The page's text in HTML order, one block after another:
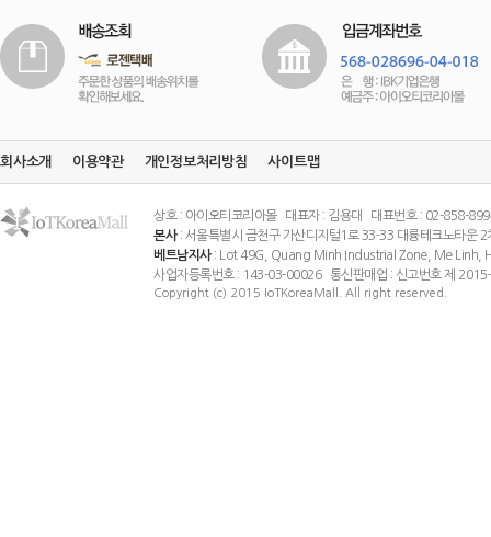
회사소개 이용약관 개인정보처리방침 사이트맵
상호 : 아이오티코리아몰 대표자 : 김용대 대표번호 : 02-858-
본사: 서울특별시 금천구 가산디지털1로 33-33 대륭테크노타운
베트남지사: Lot 49G, Quang Minh Industrial Zone, Me Linh,
사업자등록번호 : 143-03-00026 통신판매업 : 신고번호 제
Copyright (c) 2015 IoTKoreaMall. All right reserved.